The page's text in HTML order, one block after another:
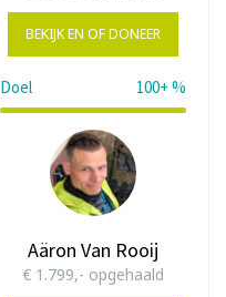
BEKIJK EN OF DONEER
Doel 100+ %
Aäron Van Rooij
€ 1.799,- opgehaald